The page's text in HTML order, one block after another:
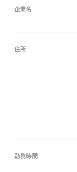
企業名
住所
勤務時間